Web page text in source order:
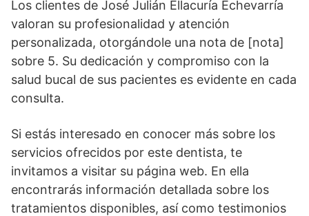
Los clientes de José Julián Ellacuría Echevarría
valoran su profesionalidad y atención
personalizada, otorgándole una nota de [nota]
sobre 5. Su dedicación y compromiso con la
salud bucal de sus pacientes es evidente en cada
consulta.
Si estás interesado en conocer más sobre los
servicios ofrecidos por este dentista, te
invitamos a visitar su página web. En ella
encontrarás información detallada sobre los
tratamientos disponibles, así como testimonios